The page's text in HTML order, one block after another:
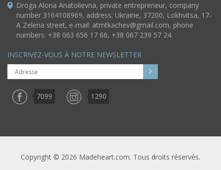
Droga Alona Anatolievna, private entrepreneur, company
number 3164108969, address: Ukraine, 37200, Lokhvitsa, 17-
A Zelena street, e-mail: atmtkachev@gmail.com, phone
numbers: +38 063 656 17 66, +38 067 239 57 24.
INSCRIVEZ-VOUS À NOTRE NEWSLETTER
7099 1290
Copyright © 2026 Madeheart.com. Tous droits réservés.